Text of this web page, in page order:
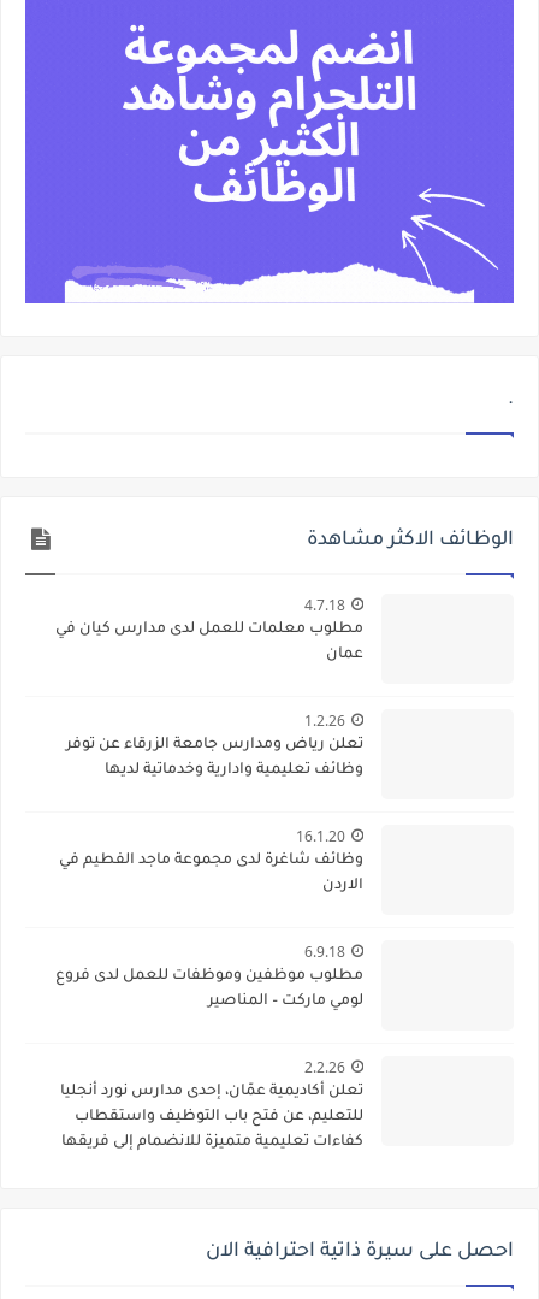
.
الوظائف الاكثر مشاهدة
4.7.18
مطلوب معلمات للعمل لدى مدارس كيان في
عمان
1.2.26
تعلن رياض ومدارس جامعة الزرقاء عن توفر
وظائف تعليمية وادارية وخدماتية لديها
16.1.20
وظائف شاغرة لدى مجموعة ماجد الفطيم في
الاردن
6.9.18
مطلوب موظفين وموظفات للعمل لدى فروع
لومي ماركت – المناصير
2.2.26
تعلن أكاديمية عمّان، إحدى مدارس نورد أنجليا
للتعليم، عن فتح باب التوظيف واستقطاب
كفاءات تعليمية متميزة للانضمام إلى فريقها
احصل على سيرة ذاتية احترافية الان